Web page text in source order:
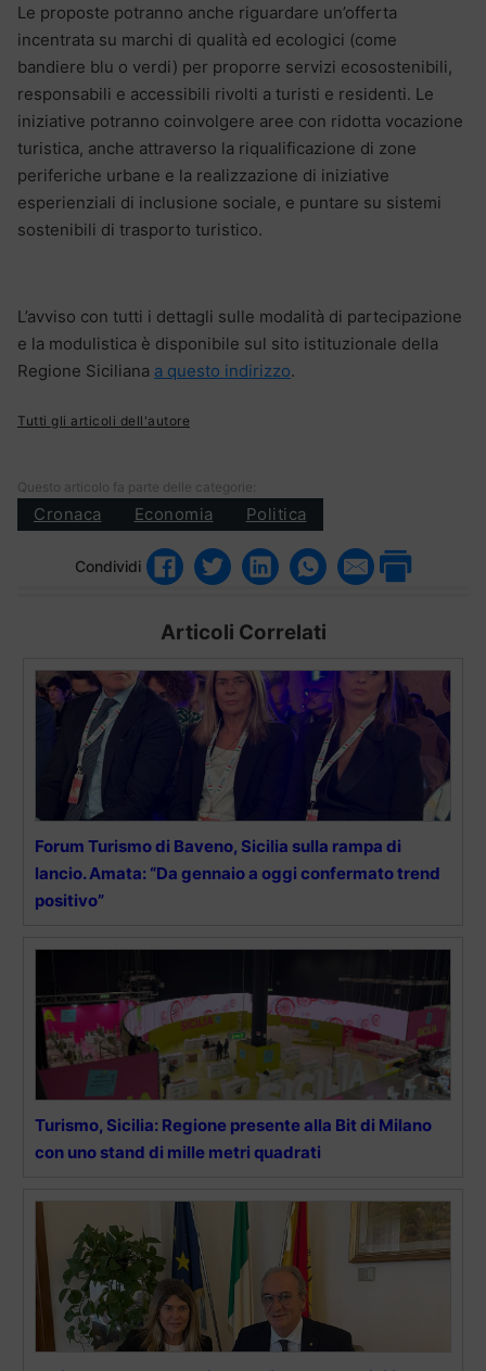
Le proposte potranno anche riguardare un’offerta
incentrata su marchi di qualità ed ecologici (come
bandiere blu o verdi) per proporre servizi ecosostenibili,
responsabili e accessibili rivolti a turisti e residenti. Le
iniziative potranno coinvolgere aree con ridotta vocazione
turistica, anche attraverso la riqualificazione di zone
periferiche urbane e la realizzazione di iniziative
esperienziali di inclusione sociale, e puntare su sistemi
sostenibili di trasporto turistico.
L’avviso con tutti i dettagli sulle modalità di partecipazione
e la modulistica è disponibile sul sito istituzionale della
Regione Siciliana a questo indirizzo.
Tutti gli articoli dell'autore
Questo articolo fa parte delle categorie:
Cronaca Economia Politica
Condividi
Articoli Correlati
Forum Turismo di Baveno, Sicilia sulla rampa di
lancio. Amata: “Da gennaio a oggi confermato trend
positivo”
Turismo, Sicilia: Regione presente alla Bit di Milano
con uno stand di mille metri quadrati